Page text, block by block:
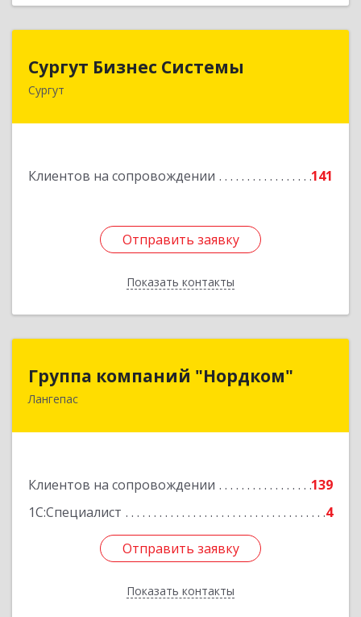
Сургут Бизнес Системы
Сургут
Клиентов на сопровождении 141
Отправить заявку
Показать контакты
628406, Ханты-Мансийский Автономный округ
Подробнее
Отправить заявку
Назад
Группа компаний "Нордком"
Лангепас
Клиентов на сопровождении
139
1С:Специалист
4
Отправить заявку
Показать контакты
Группа компаний "Нордком"
628672, Тюменская обл, Лангепас г., Солнечная
Отправить заявку
Назад